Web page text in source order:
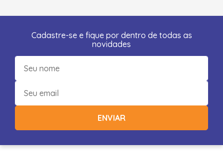
Cadastre-se e fique por dentro de todas as
novidades
ENVIAR